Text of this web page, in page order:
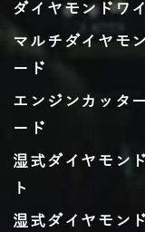
ダイヤモンドワ
マルチダイヤモ
ード
エンジンカッタ
ード
湿式ダイヤモン
ト
湿式ダイヤモン